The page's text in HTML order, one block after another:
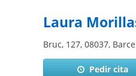
Laura
Bruc, 127, 08037,
Pedir cita